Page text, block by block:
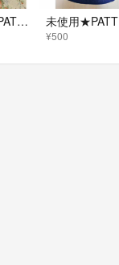
タグ付き！PATTERN fiona レースリボンフレアスカート
¥500